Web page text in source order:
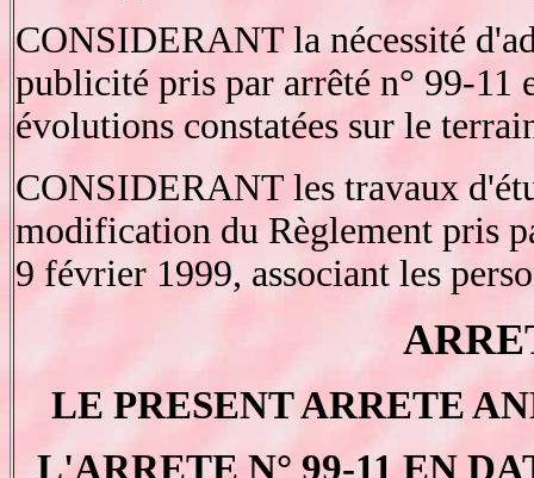
CONSIDERANT la nécessité
publicité pris par arrêté n° 99-11
évolutions constatées sur le
CONSIDERANT les travaux
modification du Règlement pris
9 février 1999, associant les
LE PRESENT ARRETE
L'ARRETE N° 99-11 EN